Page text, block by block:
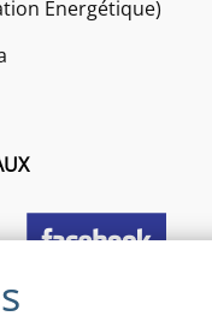
Énergétique)